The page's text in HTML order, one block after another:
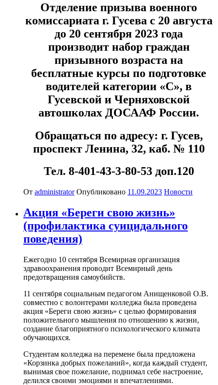
Отделение призыва военного
комиссариата г. Гусева с 20 августа
до 20 сентября 2023 года
производит набор граждан
призывного возраста на
бесплатные курсы по подготовке
водителей категории «С», в
Гусевской и Черняховской
автошколах ДОСААФ России.
Обращаться по адресу: г. Гусев,
проспект Ленина, 32, каб. № 110
Тел. 8-401-43-3-80-53 доп.120
От administrator Опубликовано 11.09.2023 Новости
Акция «Береги свою жизнь»
(профилактика суицидального
поведения)
Ежегодно 10 сентября Всемирная организация
здравоохранения проводит Всемирный день
предотвращения самоубийств.
11 сентября социальным педагогом Анищенковой О.В.
совместно с волонтерами колледжа была проведена
акция «Береги свою жизнь» с целью формирования
положительного мышления по отношению к жизни,
создание благоприятного психологического климата
обучающихся.
Студентам колледжа на перемене была предложена
«Корзинка добрых пожеланий», когда каждый студент,
вынимая свое пожелание, поднимал себе настроение,
делился своими эмоциями и впечатлениями.